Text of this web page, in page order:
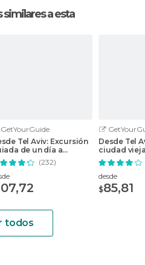
a esta
GetYourGuide
Tel Aviv: Excursión
de un día a
y Belén
(232)
Desde Tel
ciudad
Jerusalén
desde
$85,81
todos